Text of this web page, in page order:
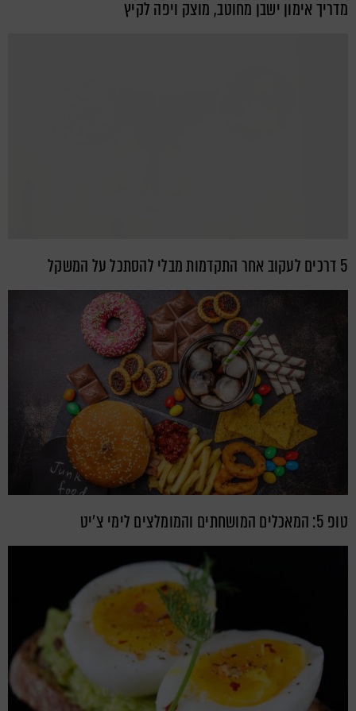
מדריך אימון ישבן מחוטב, מוצק ויפה לקיץ
5 דרכים לעקוב אחר התקדמות מבלי להסתכל על המשקל
טופ 5: המאכלים המושחתים והמומלצים לימי צ'יט